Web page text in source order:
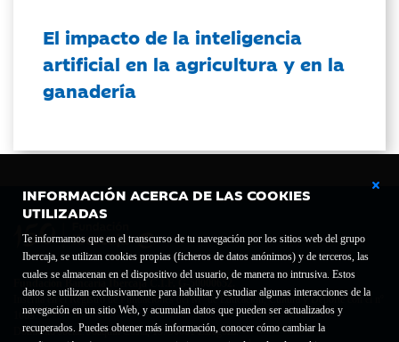
INFORMACIÓN ACERCA DE LAS COOKIES
UTILIZADAS
Te informamos que en el transcurso de tu navegación por los sitios web del grupo
Ibercaja, se utilizan cookies propias (ficheros de datos anónimos) y de terceros, las
cuales se almacenan en el dispositivo del usuario, de manera no intrusiva. Estos
datos se utilizan exclusivamente para habilitar y estudiar algunas interacciones de la
navegación en un sitio Web, y acumulan datos que pueden ser actualizados y
recuperados. Puedes obtener más información, conocer cómo cambiar la
El impacto de la inteligencia
artificial en la agricultura y en la
ganadería
Fundación Bancaria Ibercaja C.I.F. G-50000652.
Inscrita en el Registro de Fundaciones del Mº de Educación, Cultura y Deporte con el nº
1689.
Domicilio social: Joaquín Costa, 13. 50001 Zaragoza.